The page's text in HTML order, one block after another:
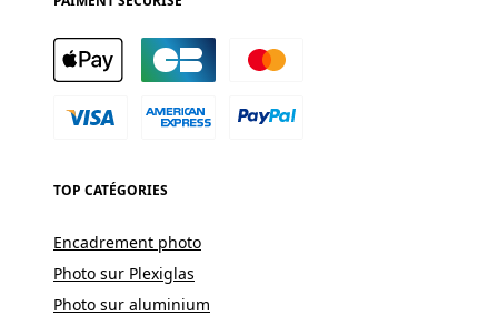
TOP CATÉGORIES
Encadrement photo
Photo sur Plexiglas
Photo sur aluminium